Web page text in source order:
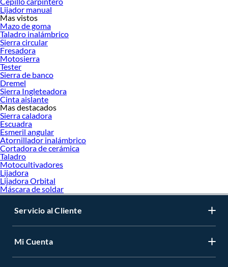
Lijador manual
Mas vistos
Mazo de goma
Taladro inalámbrico
Sierra circular
Fresadora
Motosierra
Tester
Sierra de banco
Dremel
Sierra Ingleteadora
Cinta aislante
Mas destacados
Sierra caladora
Escuadra
Esmeril angular
Atornillador inalámbrico
Cortadora de cerámica
Taladro
Motocultivadores
Lijadora
Lijadora Orbital
Máscara de soldar
Servicio al Cliente
Mi Cuenta